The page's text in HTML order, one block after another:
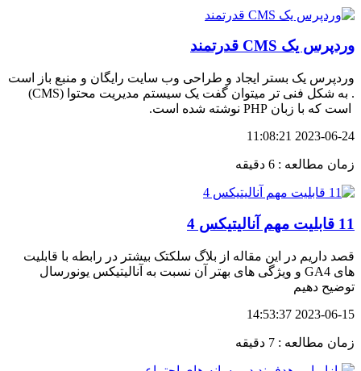
وردپرس یک CMS قدرتمند
وردپرس یک بستر ایجاد و طراحی وب سایت رایگان و منبع باز است
. به شکل فنی تر میتوان گفت یک سیستم مدیریت محتوا (CMS)
است که با زبان PHP نوشته شده است.
2023-06-24 11:08:21
زمان مطالعه : 6 دقیقه
11 قابلیت مهم آنالیتیکس 4
قصد داریم در این مقاله از بلاگ سلکتک بیشتر در رابطه با قابلیت
های GA4 و ویژگی های بهتر آن نسبت به آنالیتیکس یونورسال
توضیح دهیم
2023-06-15 14:53:37
زمان مطالعه : 7 دقیقه